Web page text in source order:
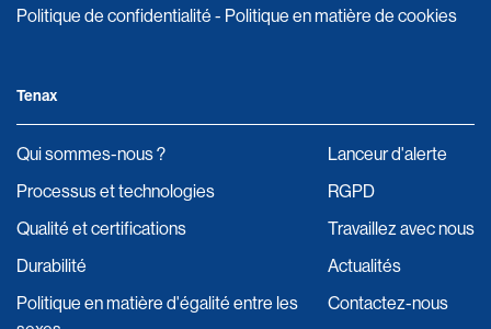
Politique de confidentialité - Politique en matière de cookies
Tenax
Qui sommes-nous ?
Processus et technologies
Qualité et certifications
Durabilité
Politique en matière d'égalité entre les
Lanceur d'alerte
RGPD
Travaillez avec nous
Actualités
Contactez-nous